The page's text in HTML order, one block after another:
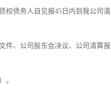
债务人自见报45日内到我公司清
、公司股东会决议、公司清算
。